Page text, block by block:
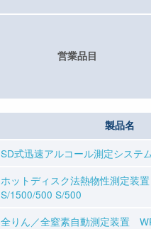
営業品目
製品名
SD式迅速アルコール測定システ
ホットディスク法熱物性測定装
S/1500/500 S/500
全りん／全窒素自動測定装置